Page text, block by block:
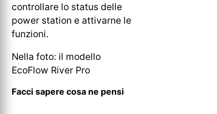
controllare lo status delle
power station e attivarne le
funzioni.
Nella foto: il modello
EcoFlow River Pro
Facci sapere cosa ne pensi